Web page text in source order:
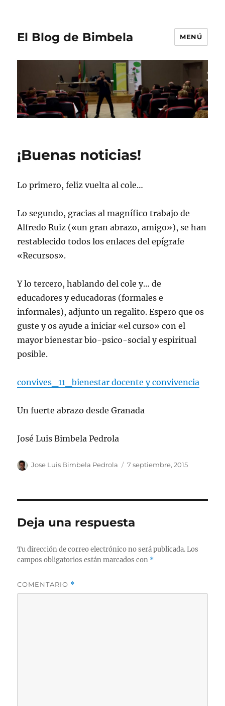
El Blog de Bimbela MENÚ
¡Buenas noticias!
Lo primero, feliz vuelta al cole…
Lo segundo, gracias al magnífico trabajo de
Alfredo Ruiz («un gran abrazo, amigo»), se han
restablecido todos los enlaces del epígrafe
«Recursos».
Y lo tercero, hablando del cole y… de
educadores y educadoras (formales e
informales), adjunto un regalito. Espero que os
guste y os ayude a iniciar «el curso» con el
mayor bienestar bio-psico-social y espiritual
posible.
convives_11_bienestar docente y convivencia
Un fuerte abrazo desde Granada
José Luis Bimbela Pedrola
Autor
Jose Luis Bimbela Pedrola
Publicado
7 septiembre, 2015
Deja una respuesta
Tu dirección de correo electrónico no será publicada. Los
campos obligatorios están marcados con *
COMENTARIO *